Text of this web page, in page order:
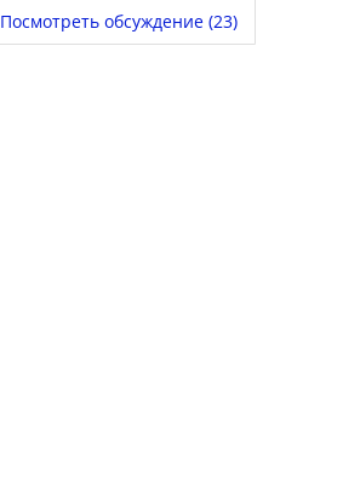
Посмотреть обсуждение (23)